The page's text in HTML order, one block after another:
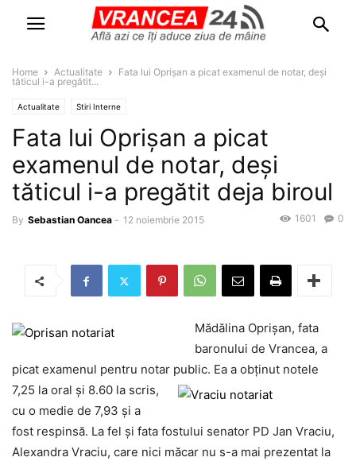
Home Actualitate
Fata lui Oprişan a picat examenul de notar, deşi
tăticul i-a pregătit...
Actualitate Stiri Interne
Fata lui Oprişan a picat
examenul de notar, deşi
tăticul i-a pregătit deja biroul
By Sebastian Oancea - 12 noiembrie 2015 0
1601
Mădălina Oprişan, fata
baronului de Vrancea, a
picat examenul pentru notar public. Ea a obţinut notele
7,25 la oral şi 8.60 la scris,
cu o medie de 7,93 şi a
fost respinsă. La fel şi fata fostului senator PD Jan Vraciu,
Alexandra Vraciu, care nici măcar nu s-a mai prezentat la